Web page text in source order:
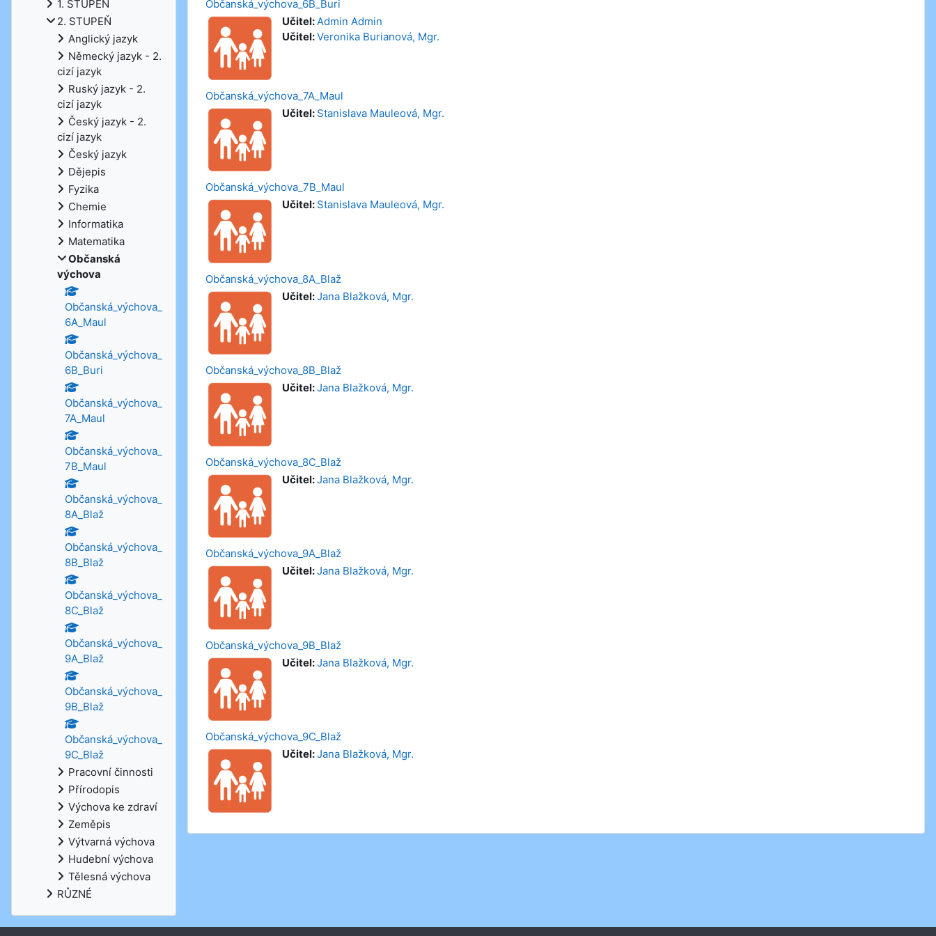
Občanská_výchova_6B_Buri
Učitel:Admin Admin
Učitel:Veronika Burianová, Mgr.
Občanská_výchova_7A_Maul
Učitel: Stanislava Mauleová, Mgr.
Občanská_výchova_7B_Maul
Učitel: Stanislava Mauleová, Mgr.
Občanská_výchova_8A_Blaž
Učitel:Jana Blažková, Mgr.
Občanská_výchova_8B_Blaž
Učitel:Jana Blažková, Mgr.
Občanská_výchova_8C_Blaž
Učitel:Jana Blažková, Mgr.
Občanská_výchova_9A_Blaž
Učitel:Jana Blažková, Mgr.
Občanská_výchova_9B_Blaž
Učitel:Jana Blažková, Mgr.
Občanská_výchova_9C_Blaž
Učitel:Jana Blažková, Mgr.
1. STUPEŇ
2. STUPEŇ
Anglický jazyk
Německý jazyk - 2.
cizí jazyk
Ruský jazyk - 2.
cizí jazyk
Český jazyk - 2.
cizí jazyk
Český jazyk
Dějepis
Fyzika
Chemie
Informatika
Matematika
Občanská
výchova
Občanská_výchova_
6A_Maul
Občanská_výchova_
6B_Buri
Občanská_výchova_
7A_Maul
Občanská_výchova_
7B_Maul
Občanská_výchova_
8A_Blaž
Občanská_výchova_
8B_Blaž
Občanská_výchova_
8C_Blaž
Občanská_výchova_
9A_Blaž
Občanská_výchova_
9B_Blaž
Občanská_výchova_
9C_Blaž
Pracovní činnosti
Přírodopis
Výchova ke zdraví
Zeměpis
Výtvarná výchova
Hudební výchova
Tělesná výchova
RŮZNÉ